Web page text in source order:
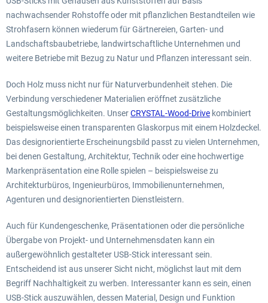
nachwachsender Rohstoffe oder mit pflanzlichen Bestandteilen wie
Strohfasern können wiederum für Gärtnereien, Garten- und
Landschaftsbaubetriebe, landwirtschaftliche Unternehmen und
weitere Betriebe mit Bezug zu Natur und Pflanzen interessant sein.
Doch Holz muss nicht nur für Naturverbundenheit stehen. Die
Verbindung verschiedener Materialien eröffnet zusätzliche
Gestaltungsmöglichkeiten. UnserCRYSTAL-Wood-Drive kombiniert
beispielsweise einen transparenten Glaskorpus mit einem Holzdeckel.
Das designorientierte Erscheinungsbild passt zu vielen Unternehmen,
bei denen Gestaltung, Architektur, Technik oder eine hochwertige
Markenpräsentation eine Rolle spielen – beispielsweise zu
Architekturbüros, Ingenieurbüros, Immobilienunternehmen,
Agenturen und designorientierten Dienstleistern.
Auch für Kundengeschenke, Präsentationen oder die persönliche
Übergabe von Projekt- und Unternehmensdaten kann ein
außergewöhnlich gestalteter USB-Stick interessant sein.
Entscheidend ist aus unserer Sicht nicht, möglichst laut mit dem
Begriff Nachhaltigkeit zu werben. Interessanter kann es sein, einen
USB-Stick auszuwählen, dessen Material, Design und Funktion